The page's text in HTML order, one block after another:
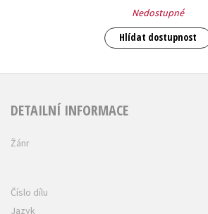
Nedostupné
Hlídat dostupnost
DETAILNÍ INFORMACE
Žánr
Číslo dílu
Jazyk